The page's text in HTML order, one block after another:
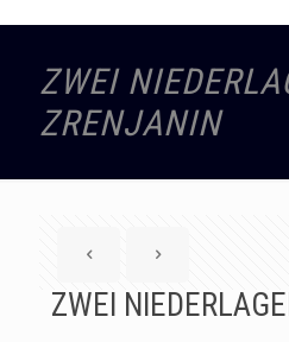
ZWEI
ZRENJANIN
ZWEI